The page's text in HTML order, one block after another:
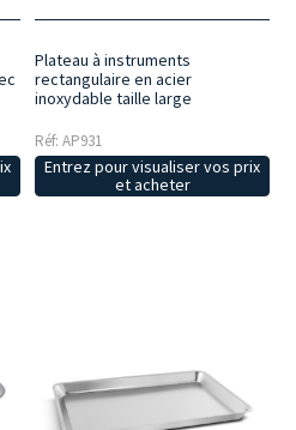
Plateau à instruments
rectangulaire en acier
inoxydable taille large
Réf: AP931
Entrez pour visualiser vos prix
et acheter